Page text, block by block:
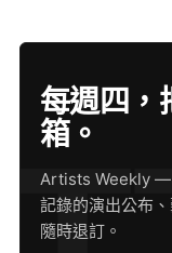
每週四，
箱。
Artists Weekly —
記錄的演出公布
隨時退訂。